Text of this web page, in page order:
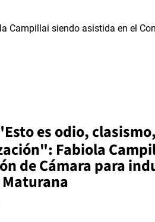
es odio, clasismo,
Fabiola
de Cámara para